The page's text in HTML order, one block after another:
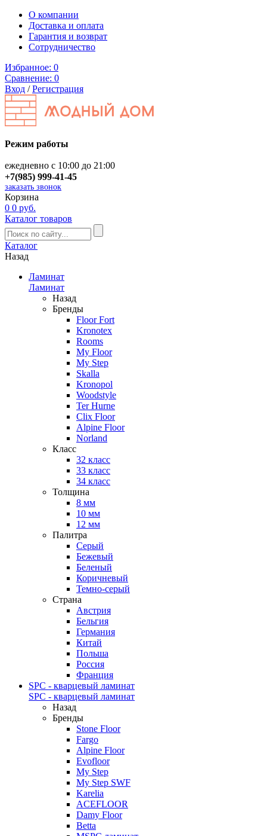
О компании
Доставка и оплата
Гарантия и возврат
Сотрудничество
Избранное: 0
Сравнение: 0
Вход /Регистрация
Режим работы
ежедневно с 10:00 до 21:00
+7(985) 999-41-45
заказать звонок
Корзина
0 0 руб.
Каталог товаров
Каталог
Назад
Ламинат
Ламинат
Назад
Бренды
Floor Fort
Kronotex
Rooms
My Floor
My Step
Skalla
Kronopol
Woodstyle
Ter Hurne
Clix Floor
Alpine Floor
Norland
Класс
32 класс
33 класс
34 класс
Толщина
8 мм
10 мм
12 мм
Палитра
Серый
Бежевый
Беленый
Коричневый
Темно-серый
Страна
Австрия
Бельгия
Германия
Китай
Польша
Россия
Франция
SPC - кварцевый ламинат
SPC - кварцевый ламинат
Назад
Бренды
Stone Floor
Fargo
Alpine Floor
Evofloor
My Step
My Step SWF
Karelia
ACEFLOOR
Damy Floor
Betta